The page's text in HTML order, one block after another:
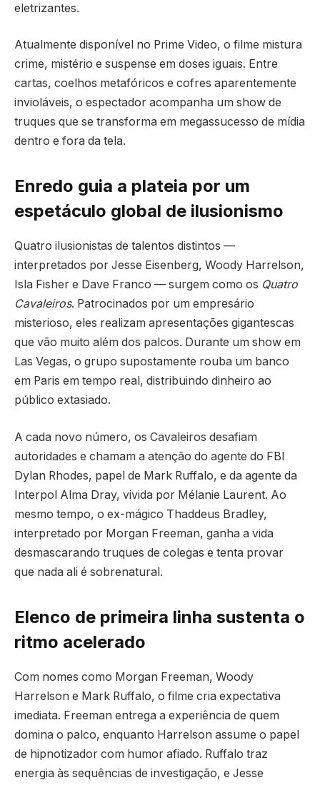
eletrizantes.
Atualmente disponível no Prime Video, o filme mistura
crime, mistério e suspense em doses iguais. Entre
cartas, coelhos metafóricos e cofres aparentemente
invioláveis, o espectador acompanha um show de
truques que se transforma em megassucesso de mídia
dentro e fora da tela.
Enredo guia a plateia por um
espetáculo global de ilusionismo
Quatro ilusionistas de talentos distintos —
interpretados por Jesse Eisenberg, Woody Harrelson,
Isla Fisher e Dave Franco — surgem como os Quatro
Cavaleiros. Patrocinados por um empresário
misterioso, eles realizam apresentações gigantescas
que vão muito além dos palcos. Durante um show em
Las Vegas, o grupo supostamente rouba um banco
em Paris em tempo real, distribuindo dinheiro ao
público extasiado.
A cada novo número, os Cavaleiros desafiam
autoridades e chamam a atenção do agente do FBI
Dylan Rhodes, papel de Mark Ruffalo, e da agente da
Interpol Alma Dray, vivida por Mélanie Laurent. Ao
mesmo tempo, o ex-mágico Thaddeus Bradley,
interpretado por Morgan Freeman, ganha a vida
desmascarando truques de colegas e tenta provar
que nada ali é sobrenatural.
Elenco de primeira linha sustenta o
ritmo acelerado
Com nomes como Morgan Freeman, Woody
Harrelson e Mark Ruffalo, o filme cria expectativa
imediata. Freeman entrega a experiência de quem
domina o palco, enquanto Harrelson assume o papel
de hipnotizador com humor afiado. Ruffalo traz
energia às sequências de investigação, e Jesse